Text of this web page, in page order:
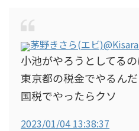
茅野きさら(エビ)
小池がやろうとしてる
東京都の税金でやるん
国税でやったらクソ
2023/01/04 13:38:37